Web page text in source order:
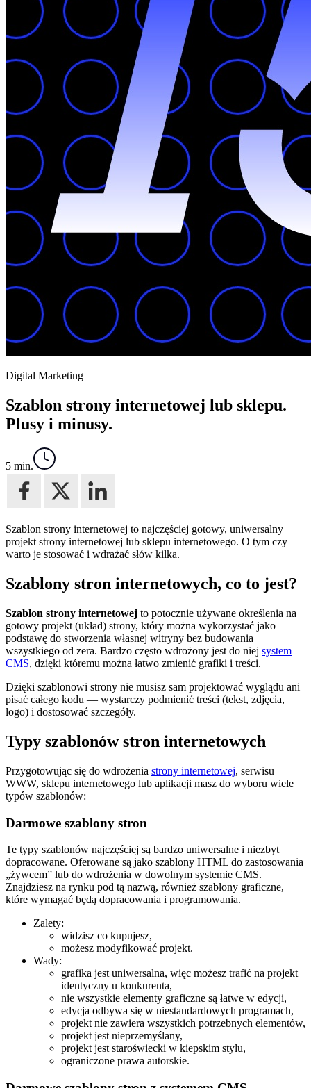
Digital Marketing
Szablon strony internetowej lub sklepu.
Plusy i minusy.
5 min.
Szablon strony internetowej to najczęściej gotowy, uniwersalny
projekt strony internetowej lub sklepu internetowego. O tym czy
warto je stosować i wdrażać słów kilka.
Szablony stron internetowych, co to jest?
Szablon strony internetowej to potocznie używane określenia na
gotowy projekt (układ) strony, który można wykorzystać jako
podstawę do stworzenia własnej witryny bez budowania
wszystkiego od zera. Bardzo często wdrożony jest do niej system
CMS, dzięki któremu można łatwo zmienić grafiki i treści.
Dzięki szablonowi strony nie musisz sam projektować wyglądu ani
pisać całego kodu — wystarczy podmienić treści (tekst, zdjęcia,
logo) i dostosować szczegóły.
Typy szablonów stron internetowych
Przygotowując się do wdrożenia strony internetowej, serwisu
WWW, sklepu internetowego lub aplikacji masz do wyboru wiele
typów szablonów:
Darmowe szablony stron
Te typy szablonów najczęściej są bardzo uniwersalne i niezbyt
dopracowane. Oferowane są jako szablony HTML do zastosowania
„żywcem” lub do wdrożenia w dowolnym systemie CMS.
Znajdziesz na rynku pod tą nazwą, również szablony graficzne,
które wymagać będą dopracowania i programowania.
Zalety:
widzisz co kupujesz,
możesz modyfikować projekt.
Wady:
grafika jest uniwersalna, więc możesz trafić na projekt
identyczny u konkurenta,
nie wszystkie elementy graficzne są łatwe w edycji,
edycja odbywa się w niestandardowych programach,
projekt nie zawiera wszystkich potrzebnych elementów,
projekt jest nieprzemyślany,
projekt jest staroświecki w kiepskim stylu,
ograniczone prawa autorskie.